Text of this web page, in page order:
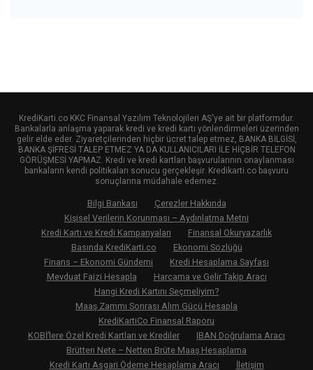
KrediKarti.co KKC Finansal Yazılım Teknolojileri AŞ'ye ait bir platformdur.
Bankalarla anlaşma yaparak kredi ve kredi kartı yönlendirmeleri üzerinden
gelir elde eder. Ziyaretçilerinden hiçbir ücret talep etmez, BANKA BİLGİSİ,
BANKA ŞİFRESİ TALEP ETMEZ YA DA KULLANICILARI İLE HİÇBİR TELEFON
GÖRÜŞMESİ YAPMAZ. Kredi ve kredi kartları başvurularının onaylanması
bankaların kendi politikaları sonucu gerçekleşir. Kredikarti.co başvuru
sonuçlarına müdahale edemez.
Bilgi Bankası
Çerezler Hakkında
Kişisel Verilerin Korunması – Aydınlatma Metni
Kredi Kartı ve Kredi Kampanyaları
Finansal Okuryazarlık
Basında KrediKarti.co
Ekonomi Sözlüğü
Finans – Ekonomi Gündemi
Kredi Hesaplama Sayfası
Mevduat Faizi Hesapla
Harcama ve Gelir Takip Aracı
Hangi Kredi Kartını Seçmeliyim?
Maaş Zammı Sonrası Alım Gücü Hesapla
KrediKartiCo Finansal Raporu
KOBİ’lere Özel Kredi Kartları ve Krediler
IBAN Doğrulama Aracı
Brütten Nete – Netten Brüte Maaş Hesaplama
Kredi Kartı Asgari Ödeme Hesaplama Aracı
İletişim